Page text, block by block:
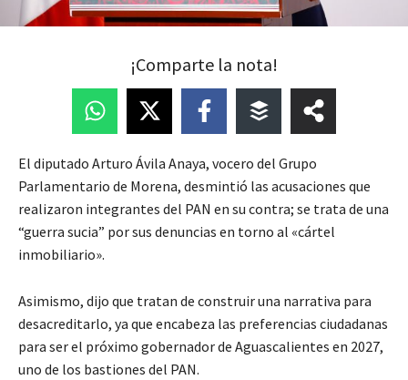
¡Comparte la nota!
El diputado Arturo Ávila Anaya, vocero del Grupo
Parlamentario de Morena, desmintió las acusaciones que
realizaron integrantes del PAN en su contra; se trata de una
“guerra sucia” por sus denuncias en torno al «cártel
inmobiliario».
Asimismo, dijo que tratan de construir una narrativa para
desacreditarlo, ya que encabeza las preferencias ciudadanas
para ser el próximo gobernador de Aguascalientes en 2027,
uno de los bastiones del PAN.